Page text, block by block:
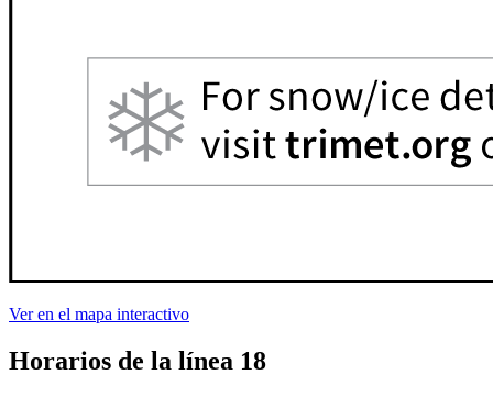
Ver en el mapa interactivo
Horarios de la línea 18